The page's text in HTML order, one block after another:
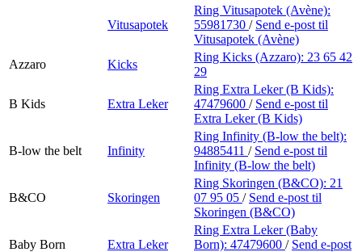
Vitusapotek
Ring Vitusapotek (Avène):
55981730 / Send e-post til
Vitusapotek (Avène)
Azzaro
Kicks
Ring Kicks (Azzaro): 23 65 42
29
B Kids Extra Leker
Ring Extra Leker (B Kids):
47479600 / Send e-post til
Extra Leker (B Kids)
B-low the belt Infinity
Ring Infinity (B-low the belt):
94885411 / Send e-post til
Infinity (B-low the belt)
B&CO Skoringen
Ring Skoringen (B&CO): 21
07 95 05 / Send e-post til
Skoringen (B&CO)
Baby Born Extra Leker
Ring Extra Leker (Baby
Born): 47479600 / Send e-post